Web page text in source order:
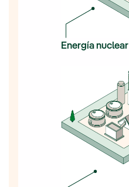
Energía nuclear